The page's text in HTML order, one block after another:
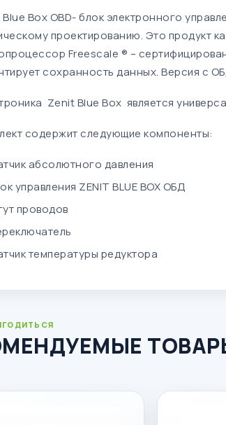
Box OBD- блок электронного
проектированию. Это продукт
Freescale ® –
сохранность данных. Версия с
Zenit Blue Box является
содержит следующие компоненты:
абсолютного давления
управления ZENIT BLUE BOX ОБД
проводов
температуры редуктора